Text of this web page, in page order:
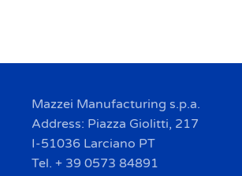
Mazzei Manufacturing s.p.a.
Address: Piazza Giolitti, 217
I-51036 Larciano PT
Tel. + 39 0573 84891